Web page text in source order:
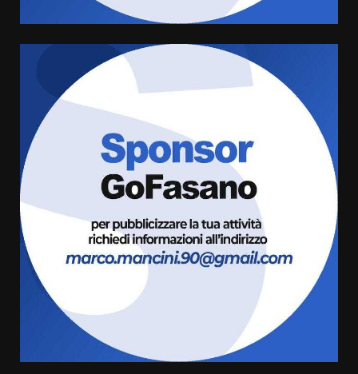
cittadina di Fratelli d’Italia,
pronta a tornare in Consiglio
comunale
6 Agosto 2026 08:00
Cura dei beni comuni e
cittadinanza attiva: online
l’avviso per la gestione
condivisa della Villetta di
Laureto
La magia del Minareto e la prima
assoluta de “L’Albergo
Belvedere. Il rapimento”
6 Agosto 2026 06:15
“I Contestatori: Musica di
Rivoluzione”: nuovo
appuntamento con “Fasano in